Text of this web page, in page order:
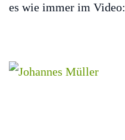
es wie immer im Video: